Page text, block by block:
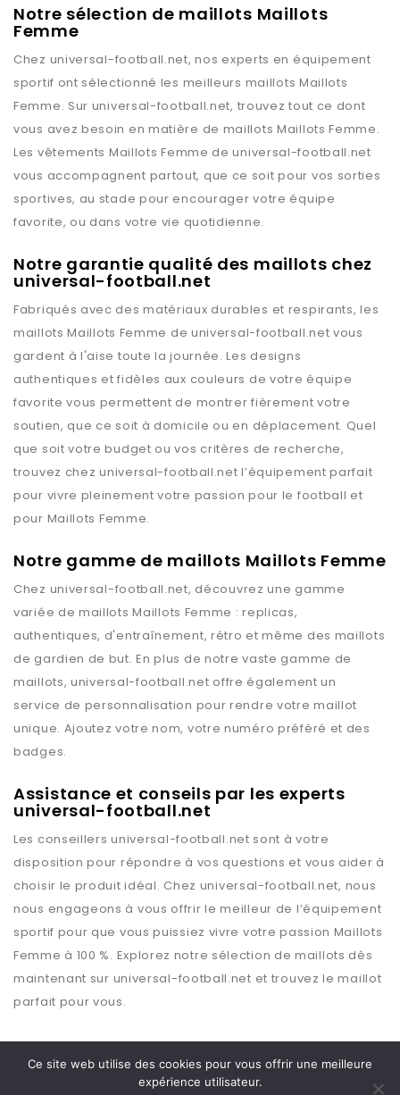
Notre sélection de maillots Maillots
Femme
Chez universal-football.net, nos experts en équipement
sportif ont sélectionné les meilleurs maillots Maillots
Femme. Sur universal-football.net, trouvez tout ce dont
vous avez besoin en matière de maillotsMaillots Femme.
Les vêtements Maillots Femme deuniversal-football.net
vous accompagnent partout, que ce soit pour vos sorties
sportives, au stade pour encourager votre équipe
favorite, ou dans votre vie quotidienne.
Notre garantie qualité des maillots chez
universal-football.net
Fabriqués avec des matériaux durables et respirants, les
maillotsMaillots Femme de universal-football.net vous
gardent à l'aise toute la journée. Les designs
authentiques et fidèles aux couleurs de votre équipe
favorite vous permettent de montrer fièrement votre
soutien, que ce soit à domicile ou en déplacement. Quel
que soit votre budget ou vos critères de recherche,
trouvez chezuniversal-football.net l’équipement parfait
pour vivre pleinement votre passion pour le football et
pour Maillots Femme.
Notre gamme de maillots Maillots Femme
Chez universal-football.net, découvrez une gamme
variée de maillotsMaillots Femme : replicas,
authentiques, d'entraînement, rétro et même des maillots
de gardien de but. En plus de notre vaste gamme de
maillots, universal-football.net offre également un
service de personnalisation pour rendre votre maillot
unique. Ajoutez votre nom, votre numéro préféré et des
badges.
Assistance et conseils par les experts
universal-football.net
Les conseillersuniversal-football.net sont à votre
disposition pour répondre à vos questions et vous aider à
choisir le produit idéal. Chez universal-football.net, nous
nous engageons à vous offrir le meilleur de l’équipement
sportif pour que vous puissiez vivre votre passion Maillots
Femme à 100 %. Explorez notre sélection de maillots dès
maintenant sur universal-football.net et trouvez le maillot
parfait pour vous.
Ce site web utilise des cookies pour vous offrir une meilleure
expérience utilisateur.